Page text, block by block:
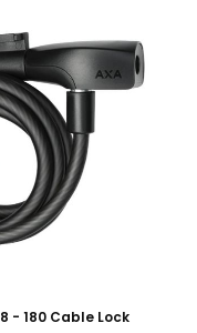
- 180 Cable Lock